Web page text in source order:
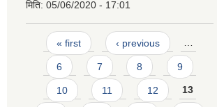
मिति: 05/06/2020 - 17:01
Pages
« first ‹ previous …
6 7 8 9
10 11 12 13